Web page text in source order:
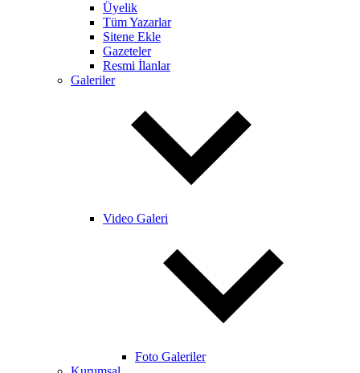
Üyelik
Tüm Yazarlar
Sitene Ekle
Gazeteler
Resmi İlanlar
Galeriler
Video Galeri
Foto Galeriler